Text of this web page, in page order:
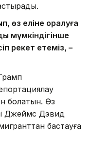
өз еліне оралуға
мүмкіндігінше
әрекет етеміз, –
болатын. Өз
Джеймс Дэвид
бастауға